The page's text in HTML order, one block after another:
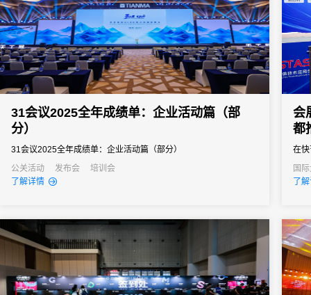
31会议2025全年成绩单：企业活动篇（部
分）
31会议2025全年成绩单：企业活动篇（部分）
公关活动
发布会
培训会
了解详情
会
都
在
功
的
者和
国
经
了